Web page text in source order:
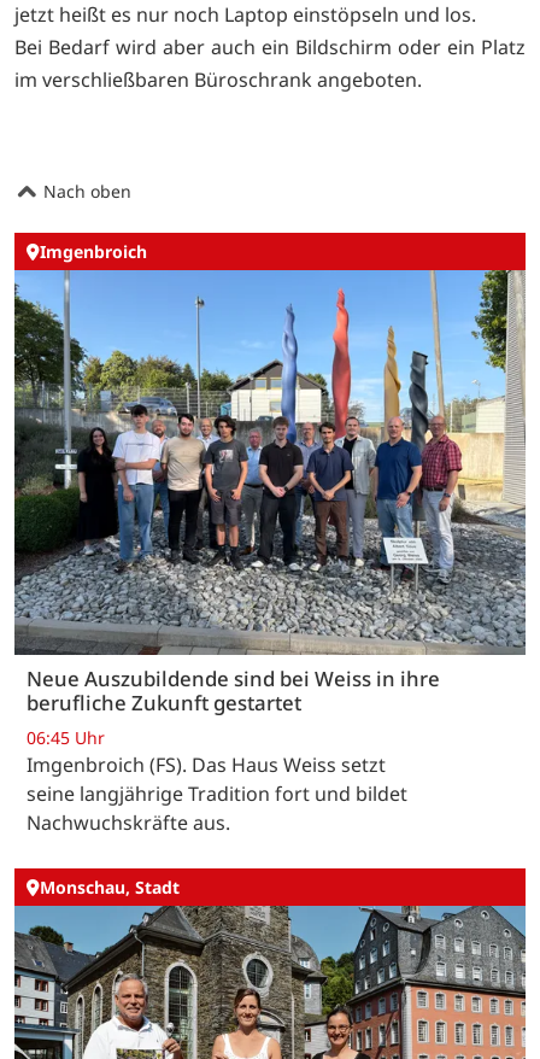
jetzt heißt es nur noch Laptop einstöpseln und los.
Bei Bedarf wird aber auch ein Bildschirm oder ein Platz
im verschließbaren Büroschrank angeboten.
Nach oben
Imgenbroich
Neue Auszubildende sind bei Weiss in ihre
berufliche Zukunft gestartet
06:45 Uhr
Imgenbroich (FS). Das Haus Weiss setzt
seine langjährige Tradition fort und bildet
Nachwuchskräfte aus.
Monschau, Stadt